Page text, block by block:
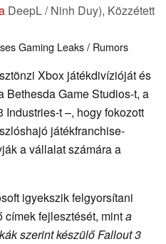
DeepL / Ninh Duy), Közzétett
Gaming Leaks / Rumors
Xbox játékdivízióját és
Bethesda Game Studios-t, a
Industries-t –, hogy fokozott
játékfranchise-
a vállalat számára a
igyekszik felgyorsítani
fejlesztését, minta
szerint készülő Fallout 3